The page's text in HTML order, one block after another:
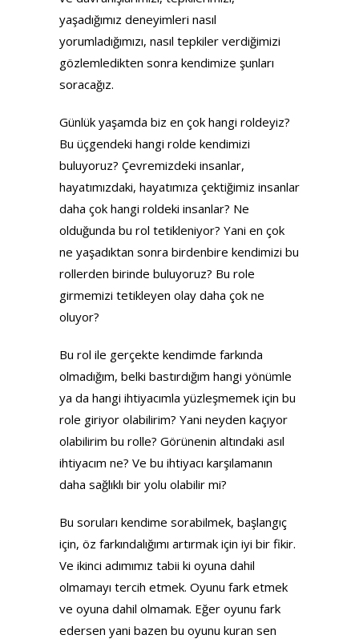
yaşadığımız deneyimleri nasıl
yorumladığımızı, nasıl tepkiler verdiğimizi
gözlemledikten sonra kendimize şunları
soracağız.
Günlük yaşamda biz en çok hangi roldeyiz?
Bu üçgendeki hangi rolde kendimizi
buluyoruz? Çevremizdeki insanlar,
hayatımızdaki, hayatımıza çektiğimiz insanlar
daha çok hangi roldeki insanlar? Ne
olduğunda bu rol tetikleniyor? Yani en çok
ne yaşadıktan sonra birdenbire kendimizi bu
rollerden birinde buluyoruz? Bu role
girmemizi tetikleyen olay daha çok ne
oluyor?
Bu rol ile gerçekte kendimde farkında
olmadığım, belki bastırdığım hangi yönümle
ya da hangi ihtiyacımla yüzleşmemek için bu
role giriyor olabilirim? Yani neyden kaçıyor
olabilirim bu rolle? Görünenin altındaki asıl
ihtiyacım ne? Ve bu ihtiyacı karşılamanın
daha sağlıklı bir yolu olabilir mi?
Bu soruları kendime sorabilmek, başlangıç
için, öz farkındalığımı artırmak için iyi bir fikir.
Ve ikinci adımımız tabii ki oyuna dahil
olmamayı tercih etmek. Oyunu fark etmek
ve oyuna dahil olmamak. Eğer oyunu fark
edersen yani bazen bu oyunu kuran sen